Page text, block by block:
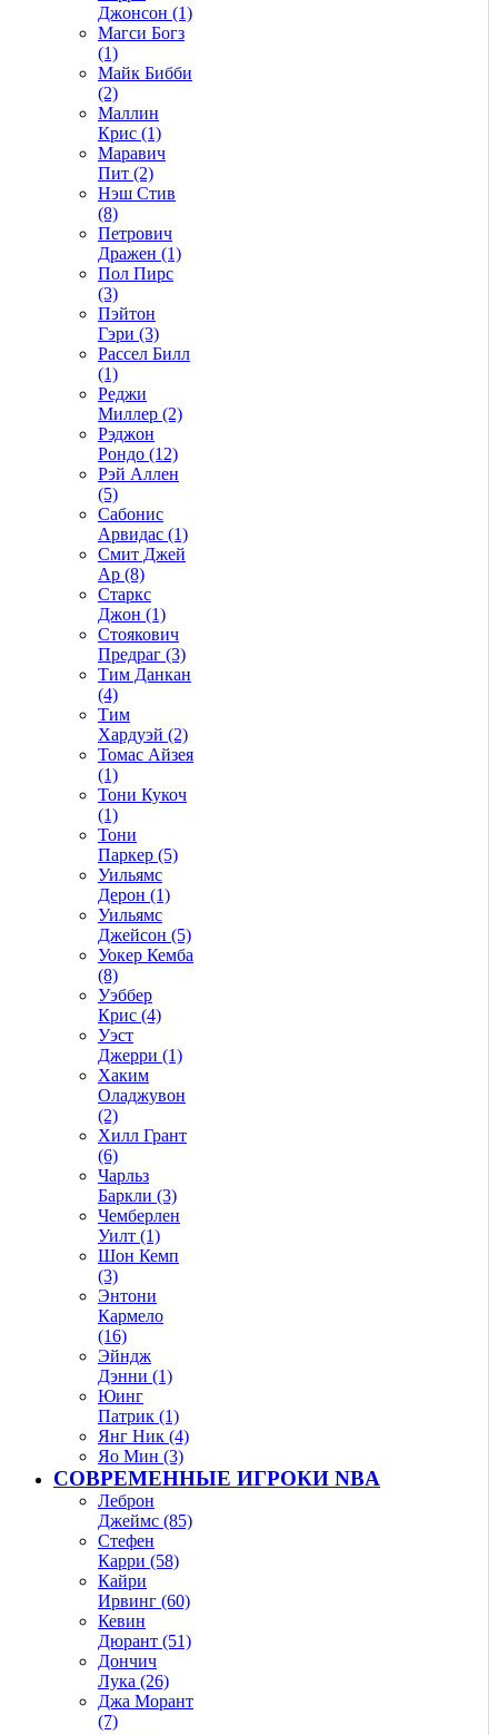
Джонсон (1)
Магси Богз
(1)
Майк Бибби
(2)
Маллин
Крис (1)
Маравич
Пит (2)
Нэш Стив
(8)
Петрович
Дражен (1)
Пол Пирс
(3)
Пэйтон
Гэри (3)
Рассел Билл
(1)
Реджи
Миллер (2)
Рэджон
Рондо (12)
Рэй Аллен
(5)
Сабонис
Арвидас (1)
Смит Джей
Ар (8)
Старкс
Джон (1)
Стоякович
Предраг (3)
Тим Данкан
(4)
Тим
Хардуэй (2)
Томас Айзея
(1)
Тони Кукоч
(1)
Тони
Паркер (5)
Уильямс
Дерон (1)
Уильямс
Джейсон (5)
Уокер Кемба
(8)
Уэббер
Крис (4)
Уэст
Джерри (1)
Хаким
Оладжувон
(2)
Хилл Грант
(6)
Чарльз
Баркли (3)
Чемберлен
Уилт (1)
Шон Кемп
(3)
Энтони
Кармело
(16)
Эйндж
Дэнни (1)
Юинг
Патрик (1)
Янг Ник (4)
Яо Мин (3)
СОВРЕМЕННЫЕ ИГРОКИ NBA
Леброн
Джеймс (85)
Стефен
Карри (58)
Кайри
Ирвинг (60)
Кевин
Дюрант (51)
Дончич
Лука (26)
Джа Морант
(7)